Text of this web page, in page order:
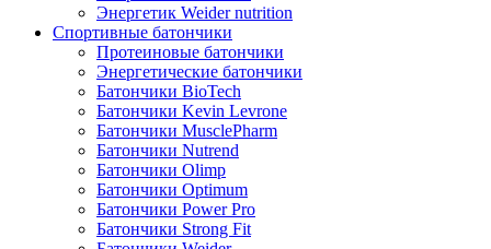
Энергетик Weider nutrition
Спортивные батончики
Протеиновые батончики
Энергетические батончики
Батончики BioTech
Батончики Kevin Levrone
Батончики MusclePharm
Батончики Nutrend
Батончики Olimp
Батончики Optimum
Батончики Power Pro
Батончики Strong Fit